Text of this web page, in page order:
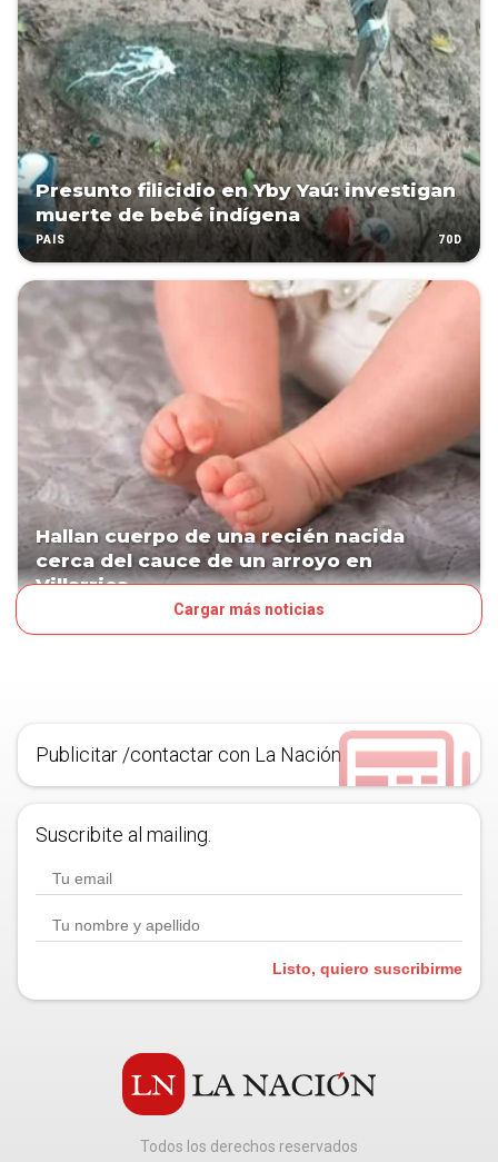
Presunto filicidio en Yby Yaú: investigan
muerte de bebé indígena
PAÍS 70D
Hallan cuerpo de una recién nacida
cerca del cauce de un arroyo en
Villarrica
Cargar más noticias
Publicitar /contactar con La Nación
Suscribite al mailing.
Listo, quiero suscribirme
Todos los derechos reservados